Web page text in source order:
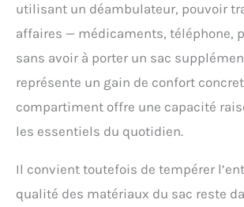
utilisant un déambulateur, pouvoir
affaires — médicaments, téléphone,
sans avoir à porter un sac
représente un gain de confort
compartiment offre une capacité
les essentiels du quotidien.
Il convient toutefois de tempérer
qualité des matériaux du sac reste